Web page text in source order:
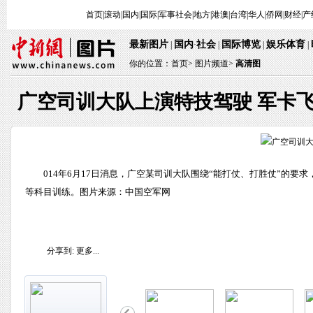
首页|滚动 国内 国际|军事社会|地方|港澳 台湾|华人 侨网 财经| 产
最新图片|国内·社会|国际博览|娱乐体育|
你的位置：首页>图片频道> 高清图
广空司训大队上演特技驾驶 军卡
014年6月17日消息，广空某司训大队围绕“能打仗、打胜仗”的要
等科目训练。图片来源：中国空军网
分享到: 更多...